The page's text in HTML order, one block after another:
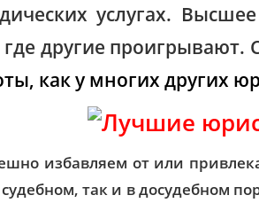
услугах.
другие проигрывают.
как у многих других
избавляем от или
так и в досудебном